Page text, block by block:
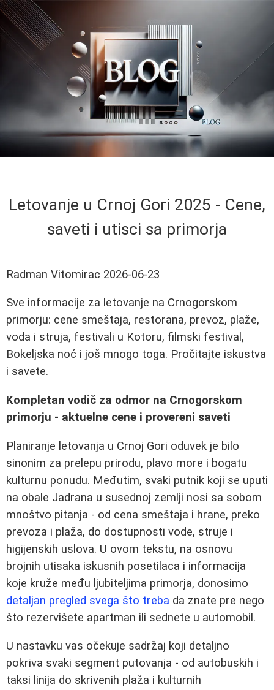
Letovanje u Crnoj Gori 2025 - Cene,
saveti i utisci sa primorja
Radman Vitomirac 2026-06-23
Sve informacije za letovanje na Crnogorskom
primorju: cene smeštaja, restorana, prevoz, plaže,
voda i struja, festivali u Kotoru, filmski festival,
Bokeljska noć i još mnogo toga. Pročitajte iskustva
i savete.
Kompletan vodič za odmor na Crnogorskom
primorju - aktuelne cene i provereni saveti
Planiranje letovanja u Crnoj Gori oduvek je bilo
sinonim za prelepu prirodu, plavo more i bogatu
kulturnu ponudu. Međutim, svaki putnik koji se uputi
na obale Jadrana u susednoj zemlji nosi sa sobom
mnoštvo pitanja - od cena smeštaja i hrane, preko
prevoza i plaža, do dostupnosti vode, struje i
higijenskih uslova. U ovom tekstu, na osnovu
brojnih utisaka iskusnih posetilaca i informacija
koje kruže među ljubiteljima primorja, donosimo
detaljan pregled svega što treba da znate pre nego
što rezervišete apartman ili sednete u automobil.
U nastavku vas očekuje sadržaj koji detaljno
pokriva svaki segment putovanja - od autobuskih i
taksi linija do skrivenih plaža i kulturnih